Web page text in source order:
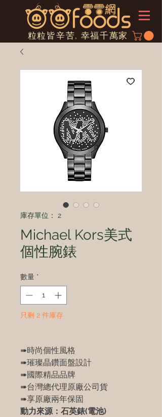
粒粒皆辛苦, 幸福千萬家
庫存單位： 2
Michael Kors美式
個性腕錶
數量 *
只剩 2 件庫存
➠時尚個性風格
➠璀璨晶鑽面盤設計
➠國際精品品牌
➠台灣總代理原廠公司貨
➠享原廠兩年保固
動力來源：石英錶(電池)